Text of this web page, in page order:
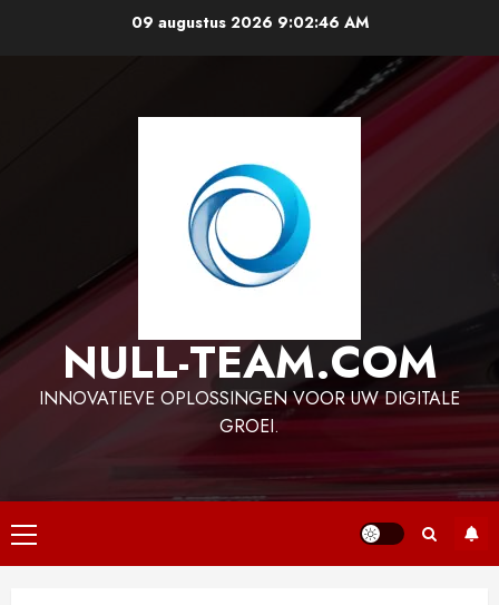
09 augustus 2026 9:02:47 AM
NULL-TEAM.COM
INNOVATIEVE OPLOSSINGEN VOOR UW DIGITALE
GROEI.
Primair
menu